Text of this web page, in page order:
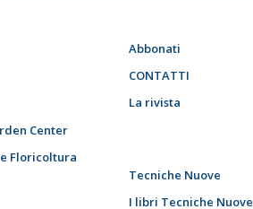
Center
Floricoltura
Abbonati
CONTATTI
La rivista
Tecniche Nuove
I libri Tecniche Nuove